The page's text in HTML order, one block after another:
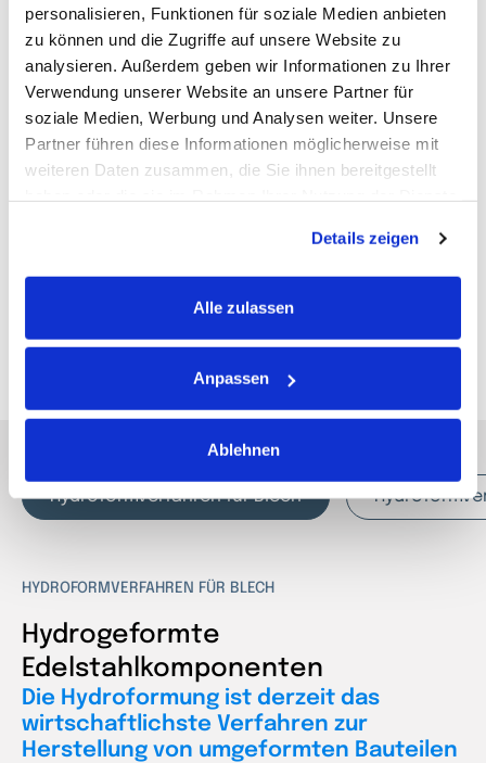
personalisieren, Funktionen für soziale Medien anbieten
zu können und die Zugriffe auf unsere Website zu
analysieren. Außerdem geben wir Informationen zu Ihrer
Verwendung unserer Website an unsere Partner für
soziale Medien, Werbung und Analysen weiter. Unsere
Partner führen diese Informationen möglicherweise mit
weiteren Daten zusammen, die Sie ihnen bereitgestellt
Details zeigen
Alle zulassen
Anpassen
Ablehnen
optimieren:
Einsatz von CAD-CAE-Tools für
eine detaillierte und fundierte
Machbarkeitsstudie.
Design for Hydroforming, zur
erfolgreichen Berücksichtigung
der prozessspezifischen
Integrierte Produkt- und
Hydroformverfahren für Blech
HYDROFORMVERFAHREN FÜR BLECH
Hydrogeformte
Edelstahlkomponenten
Die Hydroformung ist derzeit das
wirtschaftlichste Verfahren zur
Herstellung von umgeformten Bauteilen